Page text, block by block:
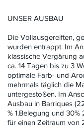
UNSER AUSBAU
Die Vollausgereiften,
wurden entrappt. Im
klassische Vergärung
ca. 14 Tagen bis zu 3
optimale Farb- und
mehrmals täglich die
untergestoßen. Im
Ausbau in Barriques
% 1.Belegung und
für einen Zeitraum von